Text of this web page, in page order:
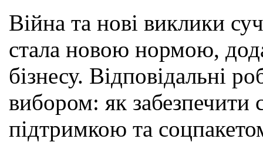
Війна та нові виклики
стала новою нормою,
бізнесу. Відповідальні
вибором: як забезпечити
підтримкою та